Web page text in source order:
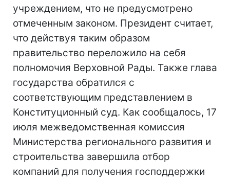
учреждением, что не предусмотрено
отмеченным законом. Президент считает,
что действуя таким образом
правительство переложило на себя
полномочия Верховной Рады. Также глава
государства обратился с
соответствующим представлением в
Конституционный суд. Как сообщалось, 17
июля межведомственная комиссия
Министерства регионального развития и
строительства завершила отбор
компаний для получения господдержки